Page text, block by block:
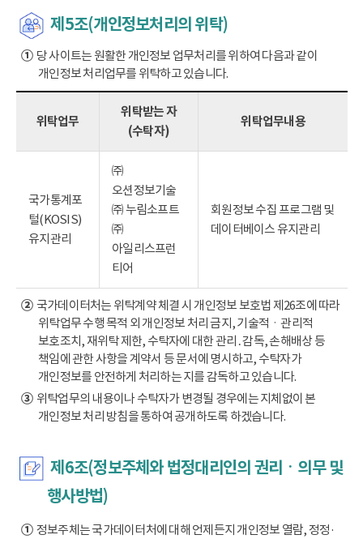
제5조(개인정보처리의 위탁)
①당 사이트는 원활한 개인정보 업무처리를 위하여 다음과 같이
개인정보 처리업무를 위탁하고 있습니다.
위탁업무
위탁받는 자
(수탁자)
위탁업무내용
국가통계포
털(KOSIS)
유지관리
㈜
오션정보기술
㈜ 누림소프트
㈜
아일리스프런
티어
회원정보 수집 프로그램 및
데이터베이스 유지관리
②국가데이터처는 위탁계약 체결 시 개인정보 보호법 제26조에 따라
위탁업무 수행 목적 외 개인정보 처리 금지, 기술적ㆍ관리적
보호조치, 재위탁 제한, 수탁자에 대한 관리․감독, 손해배상 등
책임에 관한 사항을 계약서 등 문서에 명시하고, 수탁자가
개인정보를 안전하게 처리하는 지를 감독하고 있습니다.
③위탁업무의 내용이나 수탁자가 변경될 경우에는 지체없이 본
개인정보 처리 방침을 통하여 공개하도록 하겠습니다.
제6조(정보주체와 법정대리인의 권리ㆍ의무 및
행사방법)
①정보주체는 국가데이터처에 대해 언제든지 개인정보 열람, 정정·